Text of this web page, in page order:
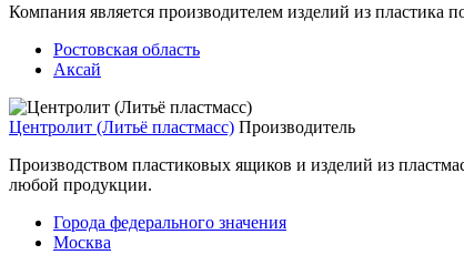
Компания является производителем изделий из
Ростовская область
Аксай
Центролит (Литьё пластмасс) Производитель
Производством пластиковых ящиков и изделий из
любой продукции.
Города федерального значения
Москва